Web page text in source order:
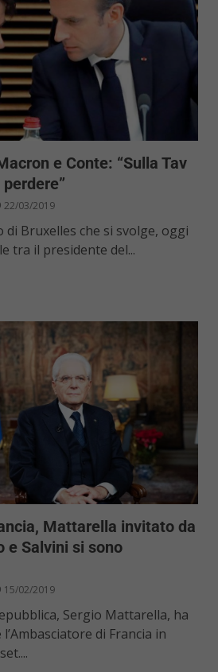
e Conte: “Sulla Tav
22/03/2019
di Bruxelles che si svolge, oggi
tra il presidente del...
Mattarella invitato da
e Salvini si sono
15/02/2019
Sergio Mattarella, ha
di Francia in